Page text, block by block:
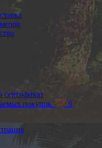
сертификат
покупок
0